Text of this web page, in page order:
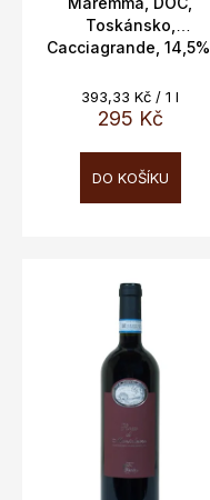
Toskánsko,
Cacciagrande, 14,5%,
295 Kč
Měrná
cena:
393,33 Kč / 1 l
DO KOŠÍKU